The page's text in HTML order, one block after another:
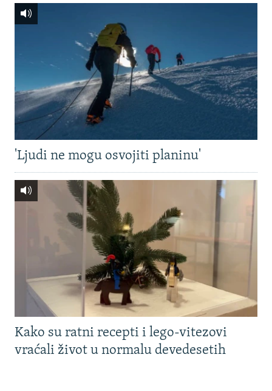
'Ljudi ne mogu osvojiti planinu'
Kako su ratni recepti i lego-vitezovi
vraćali život u normalu devedesetih